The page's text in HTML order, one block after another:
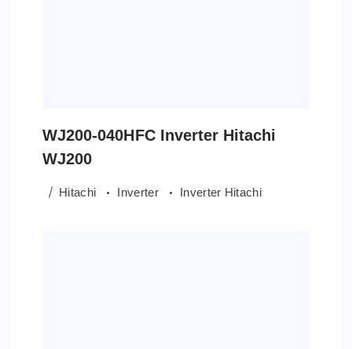
WJ200-040HFC Inverter Hitachi
WJ200
Hitachi Inverter Inverter Hitachi